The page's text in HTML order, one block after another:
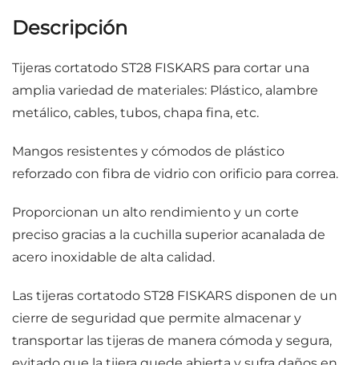
Descripción
Tijeras cortatodo ST28 FISKARS para cortar una
amplia variedad de materiales: Plástico, alambre
metálico, cables, tubos, chapa fina, etc.
Mangos resistentes y cómodos de plástico
reforzado con fibra de vidrio con orificio para correa.
Proporcionan un alto rendimiento y un corte
preciso gracias a la cuchilla superior acanalada de
acero inoxidable de alta calidad.
Las tijeras cortatodo ST28 FISKARS disponen de un
cierre de seguridad que permite almacenar y
transportar las tijeras de manera cómoda y segura,